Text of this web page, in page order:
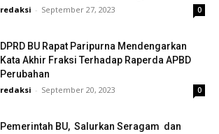
redaksi - September 27, 2023 0
DPRD BU Rapat Paripurna Mendengarkan
Kata Akhir Fraksi Terhadap Raperda APBD
Perubahan
redaksi - September 20, 2023 0
Pemerintah BU, Salurkan Seragam dan